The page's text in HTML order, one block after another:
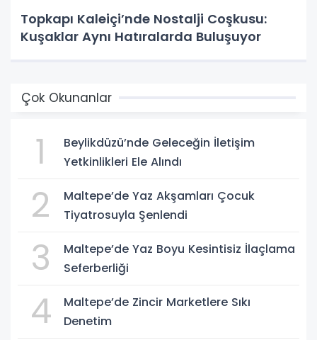
Topkapı Kaleiçi’nde Nostalji Coşkusu:
Kuşaklar Aynı Hatıralarda Buluşuyor
Çok Okunanlar
1
Beylikdüzü’nde Geleceğin İletişim
Yetkinlikleri Ele Alındı
2
Maltepe’de Yaz Akşamları Çocuk
Tiyatrosuyla Şenlendi
3
Maltepe’de Yaz Boyu Kesintisiz İlaçlama
Seferberliği
4
Maltepe’de Zincir Marketlere Sıkı
Denetim